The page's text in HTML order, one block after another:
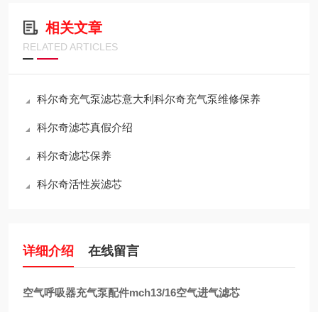
相关文章
RELATED ARTICLES
科尔奇充气泵滤芯意大利科尔奇充气泵维修保养
科尔奇滤芯真假介绍
科尔奇滤芯保养
科尔奇活性炭滤芯
详细介绍 在线留言
空气呼吸器充气泵配件mch13/16空气进气滤芯